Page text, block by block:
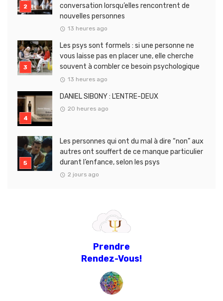
conversation lorsqu’elles rencontrent de
nouvelles personnes
13 heures ago
Les psys sont formels : si une personne ne
vous laisse pas en placer une, elle cherche
souvent à combler ce besoin psychologique
13 heures ago
DANIEL SIBONY : L’ENTRE-DEUX
20 heures ago
Les personnes qui ont du mal à dire “non” aux
autres ont souffert de ce manque particulier
durant l’enfance, selon les psys
2 jours ago
Prendre
Rendez-Vous!